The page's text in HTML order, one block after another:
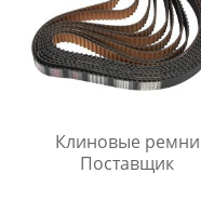
Клиновые ремни
Поставщик